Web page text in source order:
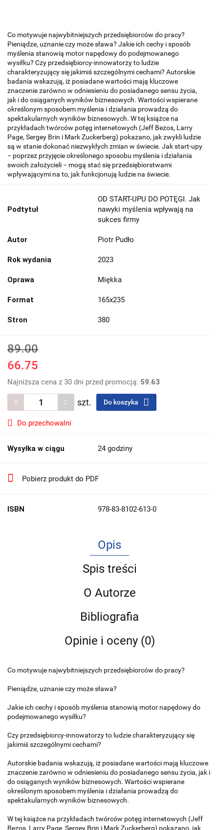
Co motywuje najwybitniejszych przedsiębiorców do pracy?
Pieniądze, uznanie czy może sława? Jakie ich cechy i sposób
myślenia stanowią motor napędowy do podejmowanego
wysiłku? Czy przedsiębiorcy-innowatorzy to ludzie
charakteryzujący się jakimiś szczególnymi cechami? Autorskie
badania wskazują, iż posiadane wartości mają kluczowe
znaczenie zarówno w odniesieniu do posiadanego sensu życia,
jak i do osiąganych wyników biznesowych. Wartości wspierane
określonym sposobem myślenia i działania prowadzą do
spektakularnych wyników biznesowych. W tej książce na
przykładach twórców potęg internetowych (Jeff Bezos, Larry
Page, Sergey Brin i Mark Zuckerberg) pokazano, jak zwykli ludzie
są w stanie dokonać niezwykłych zmian w świecie. Jak start-upy
− poprzez przyjęcie określonego sposobu myślenia i działania
swoich założycieli − mogą stać się przedsiębiorstwami
wpływającymi na to, jak funkcjonują ludzie na świecie.
Podtytuł
OD START-UPU DO POTĘGI. Jak
nawyki myślenia wpływają na
sukces firmy
Autor Piotr Pudło
Rok wydania 2023
Oprawa Miękka
Format 165x235
Stron 380
89.00
66.75
Najniższa cena z 30 dni przed promocją: 59.63
szt. Do koszyka
Do przechowalni
Wysyłka w ciągu 24 godziny
Pobierz produkt do PDF
ISBN 978-83-8102-613-0
Opis
Spis treści
O Autorze
Bibliografia
Opinie i oceny (0)
Co motywuje najwybitniejszych przedsiębiorców do pracy?
Pieniądze, uznanie czy może sława?
Jakie ich cechy i sposób myślenia stanowią motor napędowy do
podejmowanego wysiłku?
Czy przedsiębiorcy-innowatorzy to ludzie charakteryzujący się
jakimiś szczególnymi cechami?
Autorskie badania wskazują, iż posiadane wartości mają kluczowe
znaczenie zarówno w odniesieniu do posiadanego sensu życia, jak i
do osiąganych wyników biznesowych. Wartości wspierane
określonym sposobem myślenia i działania prowadzą do
spektakularnych wyników biznesowych.
W tej książce na przykładach twórców potęg internetowych (Jeff
Bezos, Larry Page, Sergey Brin i Mark Zuckerberg) pokazano, jak